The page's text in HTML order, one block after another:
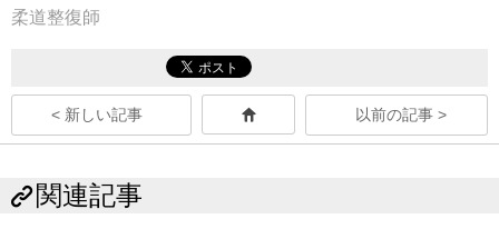
柔道整復師
< 新しい記事 以前の記事 >
関連記事